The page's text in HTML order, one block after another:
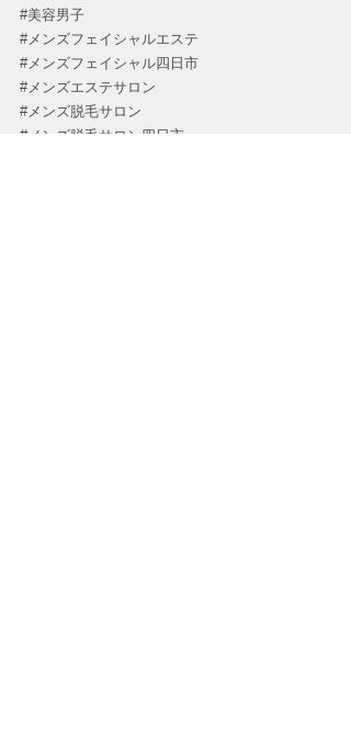
#美容男子
#メンズフェイシャルエステ
#メンズフェイシャル四日市
#メンズエステサロン
#メンズ脱毛サロン
#メンズ脱毛サロン四日市